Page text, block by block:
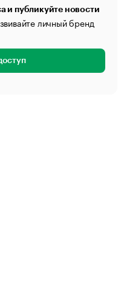
и публикуйте новости
личный бренд